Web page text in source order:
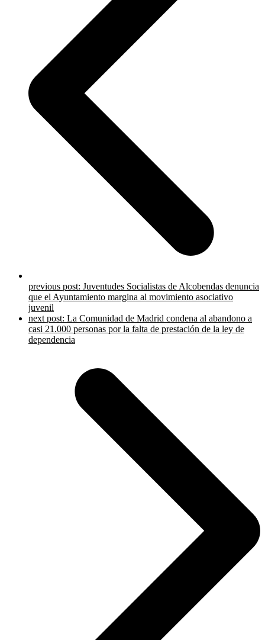
previous post: Juventudes Socialistas de Alcobendas denuncia
que el Ayuntamiento margina al movimiento asociativo
juvenil
next post: La Comunidad de Madrid condena al abandono a
casi 21.000 personas por la falta de prestación de la ley de
dependencia